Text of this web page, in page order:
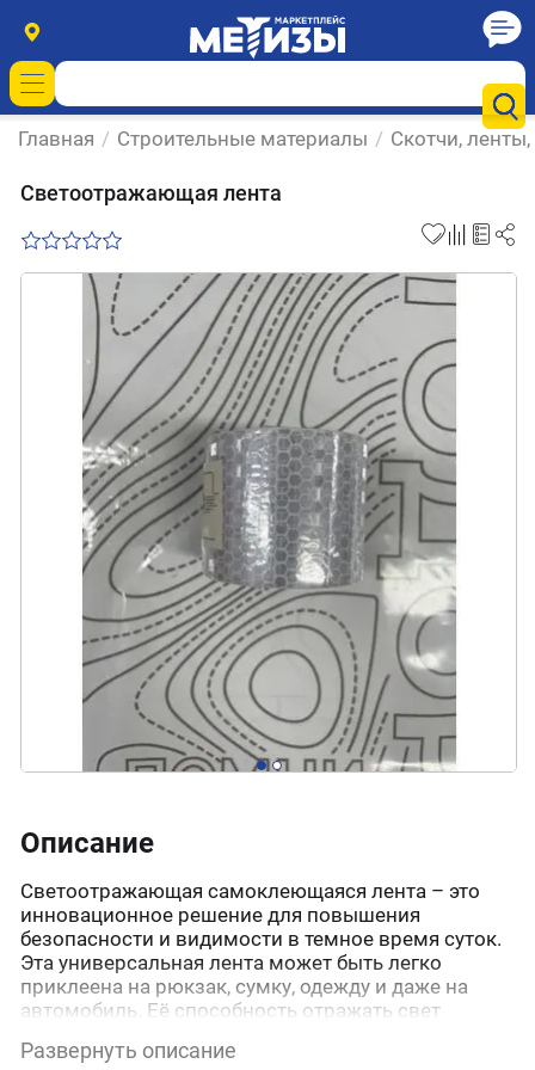
Главная / Строительные материалы / Скотчи,
Светоотражающая лента
Описание
Светоотражающая самоклеющаяся лента – это
инновационное решение для повышения
безопасности и видимости в темное время суток.
Эта универсальная лента может быть легко
приклеена на рюкзак, сумку, одежду и даже на
автомобиль. Её способность отражать свет
светильников делает её незаменимым
Развернуть описание